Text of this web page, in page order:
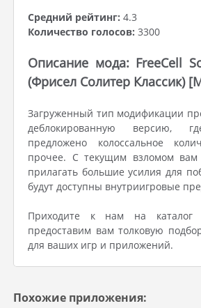
Средний рейтинг: 4.3
Количество голосов: 3300
Описание мода: FreeCell
(Фрисел Солитер
Загруженный тип модификации
деблокированную версию,
предложено колоссальное
прочее. С текущим взломом
прилагать большие усилия для
будут доступны внутриигровые
Приходите к нам на
предоставим вам толковую
для ваших игр и приложений.
Похожие приложения: